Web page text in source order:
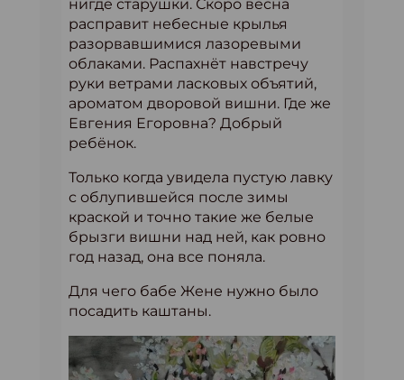
нигде старушки. Скоро весна
расправит небесные крылья
разорвавшимися лазоревыми
облаками. Распахнёт навстречу
руки ветрами ласковых объятий,
ароматом дворовой вишни. Где же
Евгения Егоровна? Добрый
ребёнок.
Только когда увидела пустую лавку
с облупившейся после зимы
краской и точно такие же белые
брызги вишни над ней, как ровно
год назад, она все поняла.
Для чего бабе Жене нужно было
посадить каштаны.